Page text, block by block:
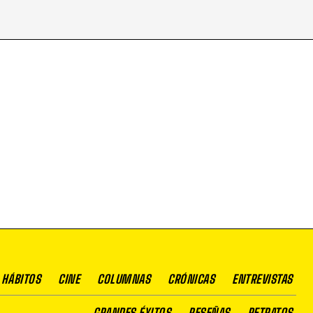
CINE COLUMNAS CRÓNICAS ENTREVISTAS